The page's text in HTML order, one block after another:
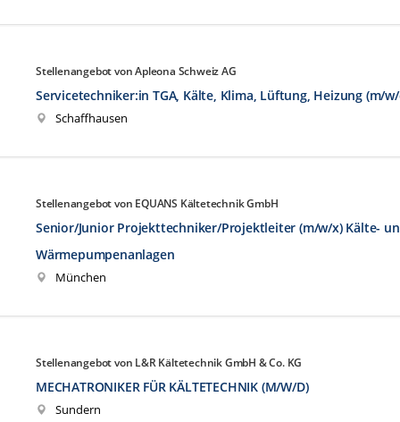
Stellenangebot von Apleona Schweiz AG
Servicetechniker:in TGA, Kälte, Klima, Lüftung, Heizung (m/
Schaffhausen
Stellenangebot von EQUANS Kältetechnik GmbH
Senior/Junior Projekttechniker/Projektleiter (m/w/x) Kälte-
Wärmepumpenanlagen
München
Stellenangebot von L&R Kältetechnik GmbH & Co. KG
MECHATRONIKER FÜR KÄLTETECHNIK (M/W/D)
Sundern